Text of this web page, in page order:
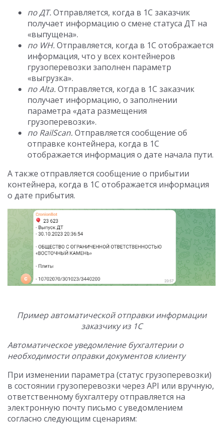
по ДТ.Отправляется, когда в 1С заказчик
получает информацию о смене статуса ДТ на
«выпущена».
по WH.Отправляется, когда в 1С отображается
информация, что у всех контейнеров
грузоперевозки заполнен параметр
«выгрузка».
по Alta.Отправляется, когда в 1С заказчик
получает информацию, о заполнении
параметра «дата размещения
грузоперевозки».
по RailScan.Отправляется сообщение об
отправке контейнера, когда в 1С
отображается информация о дате начала пути.
А также отправляется сообщение о прибытии
контейнера, когда в 1С отображается информация
о дате прибытия.
Пример автоматической отправки информации
заказчику из 1С
Автоматическое уведомление бухгалтерии о
необходимости оправки документов клиенту
При изменении параметра (статус грузоперевозки)
в состоянии грузоперевозки через API или вручную,
ответственному бухгалтеру отправляется на
электронную почту письмо с уведомлением
согласно следующим сценариям: